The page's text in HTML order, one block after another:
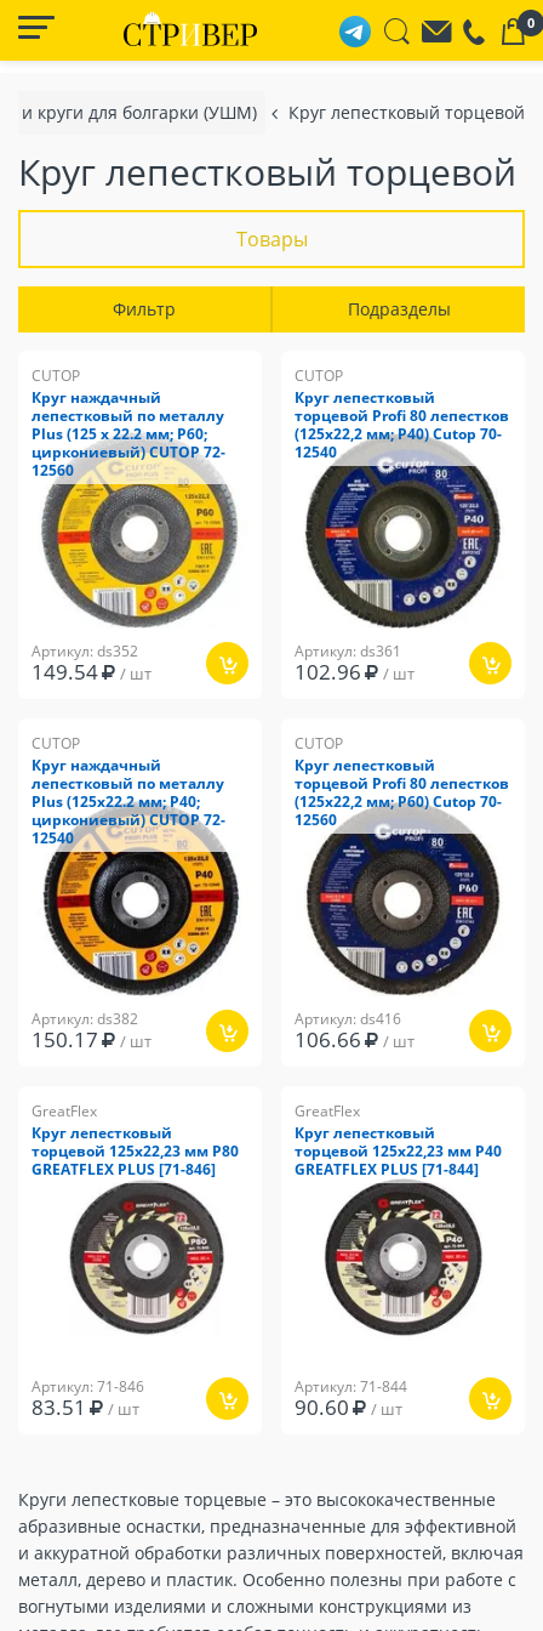
0
и круги для болгарки (УШМ) Круг лепестковый торцевой
Круг лепестковый торцевой
Круги лепестковые торцевые – это высококачественные
абразивные оснастки, предназначенные для эффективной
и аккуратной обработки различных поверхностей, включая
металл, дерево и пластик. Особенно полезны при работе с
вогнутыми изделиями и сложными конструкциями из
Товары
Фильтр Подразделы
CUTOP
Круг наждачный
лепестковый по металлу
Plus (125 х 22.2 мм; Р60;
циркониевый) CUTOP 72-
12560
Артикул: ds352
149.54 / шт
CUTOP
Круг лепестковый
торцевой Profi 80 лепестков
(125х22,2 мм; Р40) Cutop 70-
12540
Артикул: ds361
102.96 / шт
CUTOP
Круг наждачный
лепестковый по металлу
Plus (125х22.2 мм; Р40;
циркониевый) CUTOP 72-
12540
Артикул: ds382
150.17 / шт
CUTOP
Круг лепестковый
торцевой Profi 80 лепестков
(125х22,2 мм; Р60) Cutop 70-
12560
Артикул: ds416
106.66 / шт
GreatFlex
Круг лепестковый
торцевой 125х22,23 мм P80
GREATFLEX PLUS [71-846]
Артикул: 71-846
83.51 / шт
GreatFlex
Круг лепестковый
торцевой 125х22,23 мм P40
GREATFLEX PLUS [71-844]
Артикул: 71-844
90.60 / шт